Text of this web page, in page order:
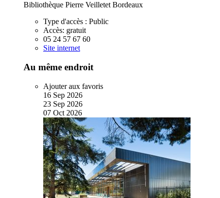
Bibliothèque Pierre Veilletet Bordeaux
Type d'accès : Public
Accès: gratuit
05 24 57 67 60
Site internet
Au même endroit
Ajouter aux favoris
16 Sep 2026
23 Sep 2026
07 Oct 2026